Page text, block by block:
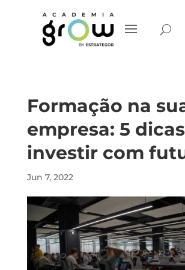
Formação na
empresa: 5
investir com
Jun 7, 2022